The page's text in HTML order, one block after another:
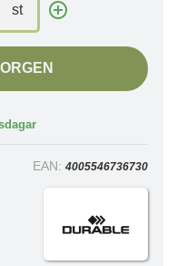
st
EAN: 4005546736730